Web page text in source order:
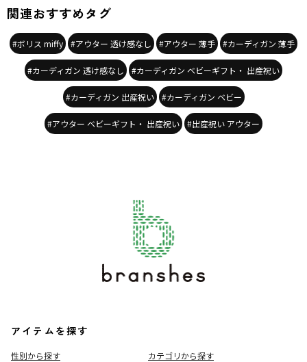
関連おすすめタグ
#ボリス miffy #アウター 透け感なし #アウター 薄手 #カーディガン 薄手
#カーディガン 透け感なし #カーディガン ベビーギフト・ 出産祝い
#カーディガン 出産祝い #カーディガン ベビー
#アウター ベビーギフト・ 出産祝い #出産祝い アウター
アイテムを探す
性別から探す
カテゴリから探す